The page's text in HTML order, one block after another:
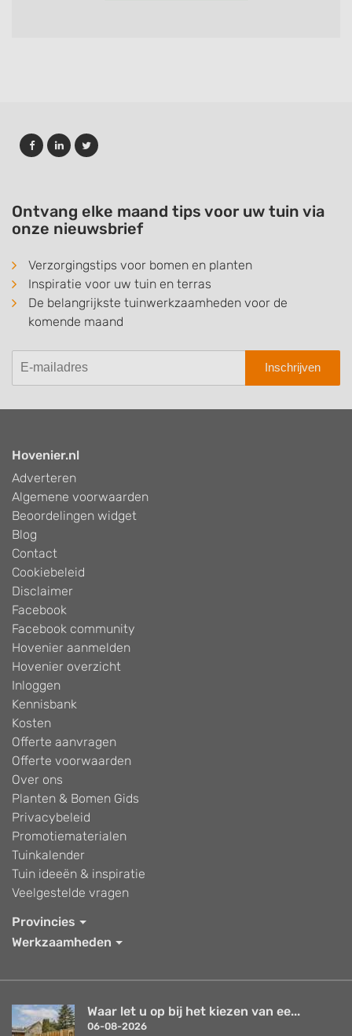
Ontvang elke maand tips voor uw tuin via
onze nieuwsbrief
Verzorgingstips voor bomen en planten
Inspiratie voor uw tuin en terras
De belangrijkste tuinwerkzaamheden voor de
komende maand
Inschrijven
Hovenier.nl
Adverteren
Algemene voorwaarden
Beoordelingen widget
Blog
Contact
Cookiebeleid
Disclaimer
Facebook
Facebook community
Hovenier aanmelden
Hovenier overzicht
Inloggen
Kennisbank
Kosten
Offerte aanvragen
Offerte voorwaarden
Over ons
Planten & Bomen Gids
Privacybeleid
Promotiematerialen
Tuinkalender
Tuin ideeën & inspiratie
Veelgestelde vragen
Provincies
Werkzaamheden
Waar let u op bij het kiezen van ee...
06-08-2026